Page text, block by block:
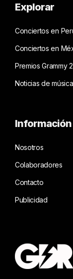
Explorar
Conciertos en
Conciertos en
Premios Grammy
Noticias de
Información
Nosotros
Colaboradores
Contacto
Publicidad